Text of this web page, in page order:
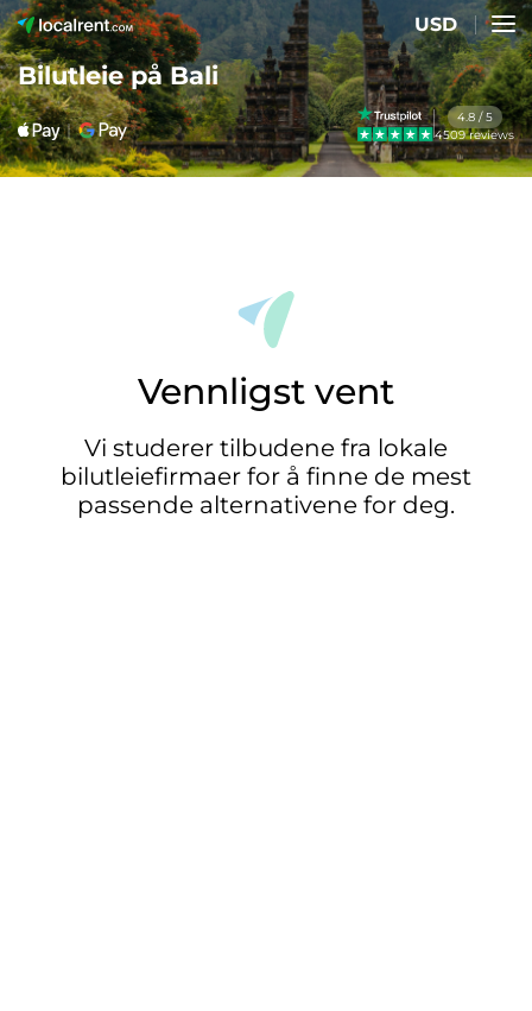
USD
Bilutleie på Bali
4.8 / 5
4509 reviews
Vennligst vent
Vi studerer tilbudene fra lokale
bilutleiefirmaer for å finne de mest
passende alternativene for deg.